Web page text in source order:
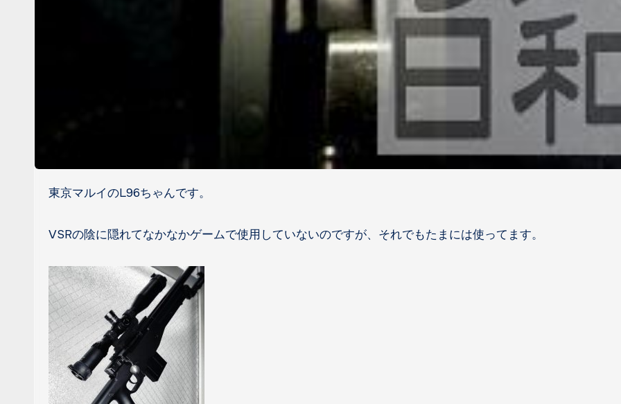
東京マルイのL96ちゃんです。
VSRの陰に隠れてなかなかゲームで使用していないのですが、それでもたまには使ってます。